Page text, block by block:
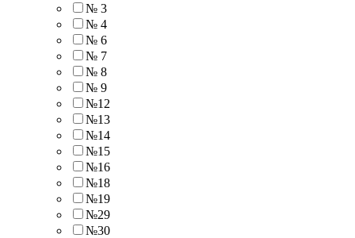
№ 3
№ 4
№ 6
№ 7
№ 8
№ 9
№12
№13
№14
№15
№16
№18
№19
№29
№30